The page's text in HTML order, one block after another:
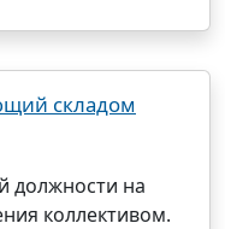
складом
должности на
коллективом.